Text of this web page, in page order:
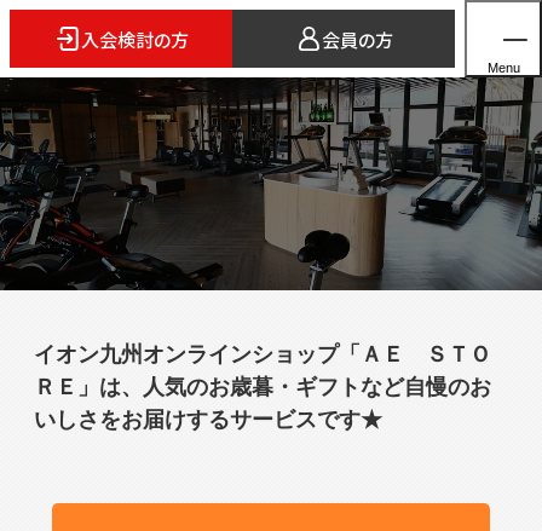
入会検討の方 会員の方
Menu
ホーム
店舗検索
3FITとは
よくあるご質問
法人会員のご案内
イオン九州オンラインショップ「ＡＥ ＳＴＯ
ＲＥ」は、人気のお歳暮・ギフトなど自慢のお
いしさをお届けするサービスです★